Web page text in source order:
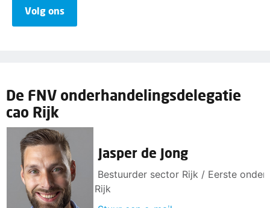
Volg ons
De FNV onderhandelingsdelegatie
cao Rijk
Jasper de Jong
Bestuurder sector Rijk / Eerste
Rijk